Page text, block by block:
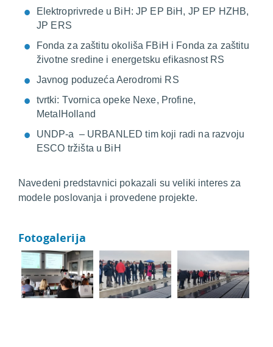
Elektroprivrede u BiH: JP EP BiH, JP EP HZHB,
JP ERS
Fonda za zaštitu okoliša FBiH i Fonda za zaštitu
životne sredine i energetsku efikasnost RS
Javnog poduzeća Aerodromi RS
tvrtki: Tvornica opeke Nexe, Profine,
MetalHolland
UNDP-a – URBANLED tim koji radi na razvoju
ESCO tržišta u BiH
Navedeni predstavnici pokazali su veliki interes za
modele poslovanja i provedene projekte.
Fotogalerija